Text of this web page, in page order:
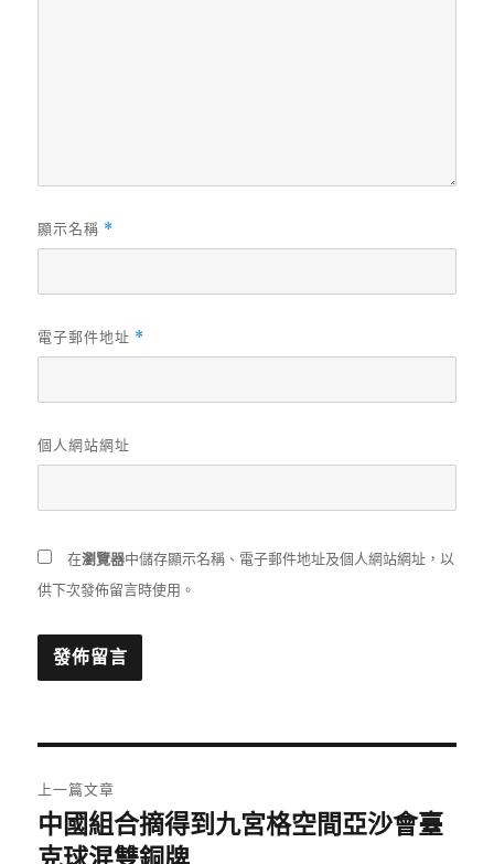
顯示名稱 *
電子郵件地址 *
個人網站網址
在瀏覽器中儲存顯示名稱、電子郵件地址及個人網站網址，以
供下次發佈留言時使用。
章
上一篇文章
上
一
中國組合摘得到九宮格空間亞沙會臺